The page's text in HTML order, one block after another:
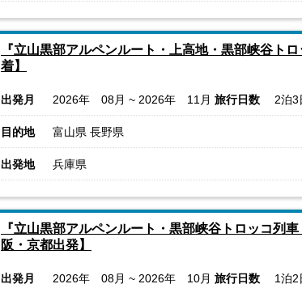
『立山黒部アルペンルート・上高地・黒部峡谷ト
着】
出発月 2026年 08月 ~ 2026年 11月 旅行日数 2泊3
目的地 富山県 長野県
出発地 兵庫県
『立山黒部アルペンルート・黒部峡谷トロッコ
阪・京都出発】
出発月 2026年 08月 ~ 2026年 10月 旅行日数 1泊2